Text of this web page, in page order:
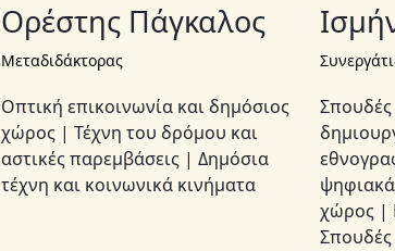
Ορέστης Πάγκαλος
Μεταδιδάκτορας
Οπτική επικοινωνία και δημόσιος
χώρος | Τέχνη του δρόμου και
αστικές παρεμβάσεις | Δημόσια
τέχνη και κοινωνικά κινήματα
χώρος |